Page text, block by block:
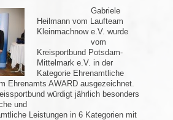
Gabriele
Heilmann vom Laufteam
Kleinmachnow e.V. wurde
vom
Kreisportbund Potsdam-
Mittelmark e.V. in der
Kategorie Ehrenamtliche
AWARD ausgezeichnet.
würdigt jährlich besonders
und
in 6 Kategorien mit